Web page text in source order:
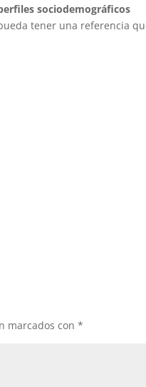
sociodemográficos
tener una referencia
marcados con*